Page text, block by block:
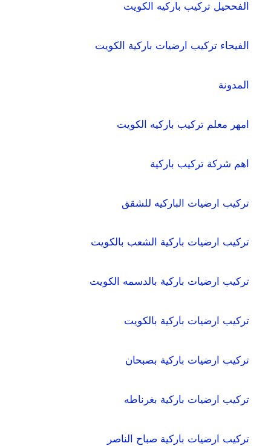
الفححيل تركيب باركيه الكويت
الفيحاء تركيب ارضيات باركية الكويت
المدونة
امهر معلم تركيب باركيه الكويت
اهم شركة تركيب باركية
تركيب ارضيات الباركيه للشقق
تركيب ارضيات باركية الشعب بالكويت
تركيب ارضيات باركية بالدسمه الكويت
تركيب ارضيات باركية بالكويت
تركيب ارضيات باركية بصبحان
تركيب ارضيات باركية بغرناطه
تركيب ارضيات باركية صباح الناصر